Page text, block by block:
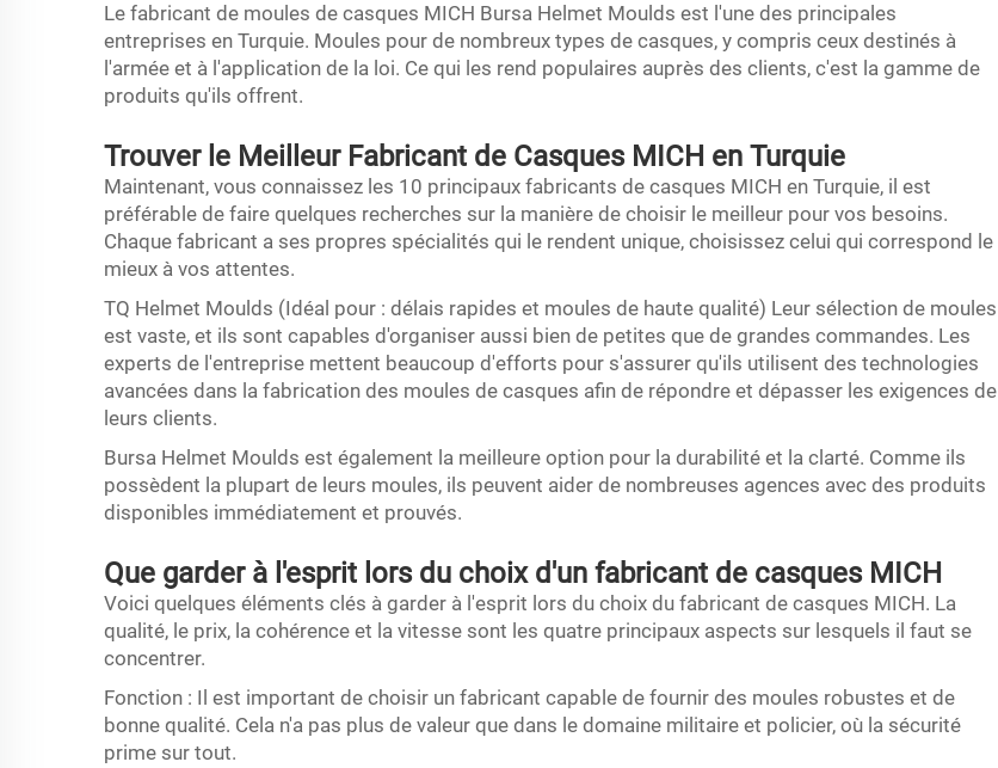
Le fabricant de moules de casques MICH Bursa Helmet Moulds est l'une des principales
entreprises en Turquie. Moules pour de nombreux types de casques, y compris ceux destinés à
l'armée et à l'application de la loi. Ce qui les rend populaires auprès des clients, c'est la gamme de
produits qu'ils offrent.
Trouver le Meilleur Fabricant de Casques MICH en Turquie
Maintenant, vous connaissez les 10 principaux fabricants de casques MICH en Turquie, il est
préférable de faire quelques recherches sur la manière de choisir le meilleur pour vos besoins.
Chaque fabricant a ses propres spécialités qui le rendent unique, choisissez celui qui correspond le
mieux à vos attentes.
TQ Helmet Moulds (Idéal pour : délais rapides et moules de haute qualité) Leur sélection de moules
est vaste, et ils sont capables d'organiser aussi bien de petites que de grandes commandes. Les
experts de l'entreprise mettent beaucoup d'efforts pour s'assurer qu'ils utilisent des technologies
avancées dans la fabrication des moules de casques afin de répondre et dépasser les exigences de
leurs clients.
Bursa Helmet Moulds est également la meilleure option pour la durabilité et la clarté. Comme ils
possèdent la plupart de leurs moules, ils peuvent aider de nombreuses agences avec des produits
disponibles immédiatement et prouvés.
Que garder à l'esprit lors du choix d'un fabricant de casques MICH
Voici quelques éléments clés à garder à l'esprit lors du choix du fabricant de casques MICH. La
qualité, le prix, la cohérence et la vitesse sont les quatre principaux aspects sur lesquels il faut se
concentrer.
Fonction : Il est important de choisir un fabricant capable de fournir des moules robustes et de
bonne qualité. Cela n'a pas plus de valeur que dans le domaine militaire et policier, où la sécurité
prime sur tout.